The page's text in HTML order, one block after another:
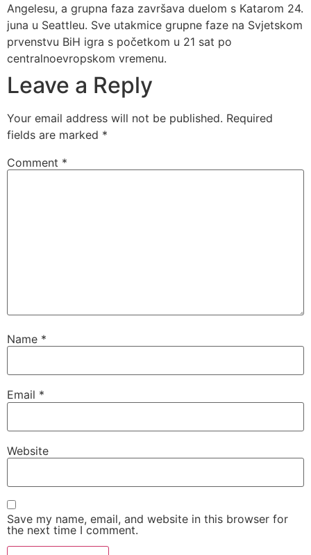
Angelesu, a grupna faza završava duelom s Katarom 24.
juna u Seattleu. Sve utakmice grupne faze na Svjetskom
prvenstvu BiH igra s početkom u 21 sat po
centralnoevropskom vremenu.
Leave a Reply
Your email address will not be published. Required
fields are marked *
Comment *
Name *
Email *
Website
Save my name, email, and website in this browser for
the next time I comment.